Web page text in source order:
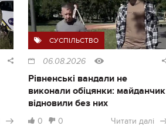
СУСПІЛЬСТВО
06.08.2026
Рівненські вандали не
виконали обіцянки: майданчик
відновили без них
0 0 Читати далі